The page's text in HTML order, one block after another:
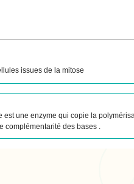
issues de la mitose
est une enzyme qui copie la
complémentarité des bases .